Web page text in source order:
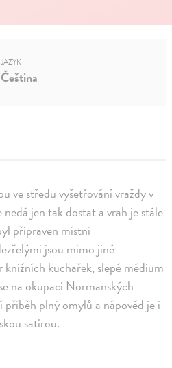
ve středu vyšetřování vraždy v
jen tak dostat a vrah je stále
připraven místní
jsou mimo jiné
kuchařek, slepé médium
na okupaci Normanských
plný omylů a nápověd je i
satirou.
JAZYK
Čeština